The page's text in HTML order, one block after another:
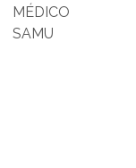
MÉDICO
SAMU